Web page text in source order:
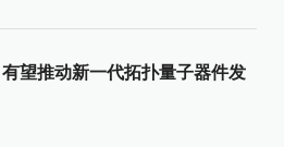
望推动新一代拓扑量子器件发